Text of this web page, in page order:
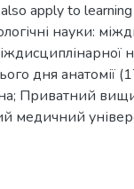
apply to
науки:
дня анатомії
Приватний
медичний